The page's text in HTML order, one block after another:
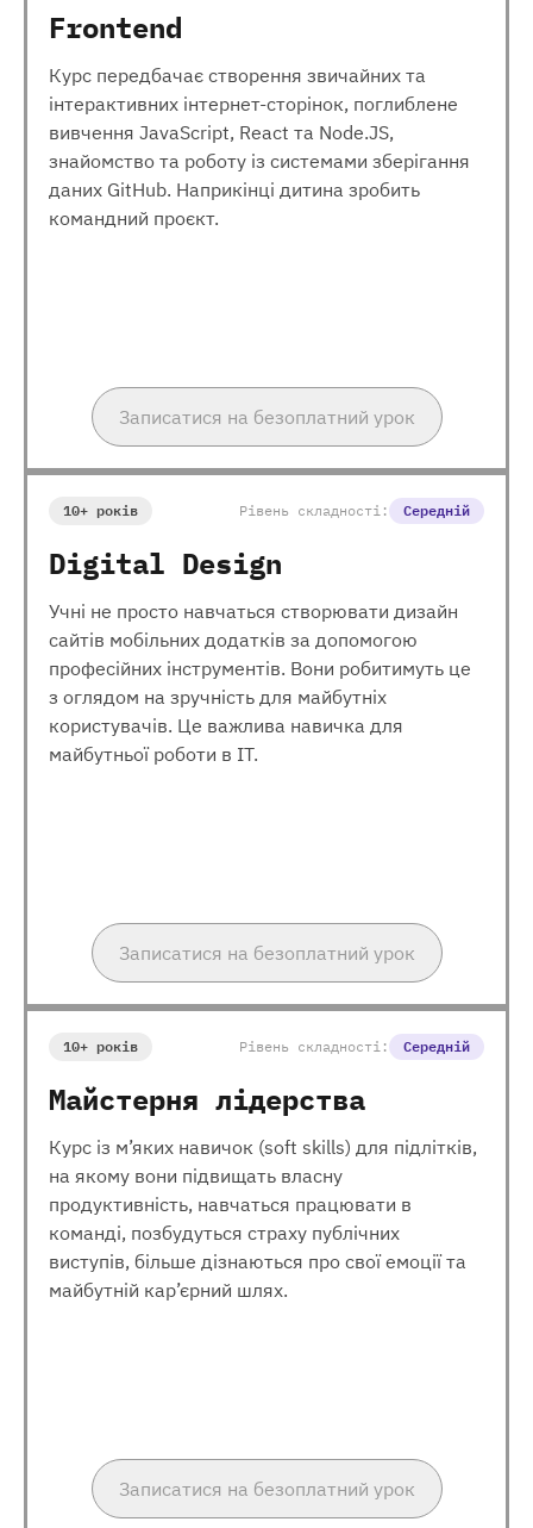
Frontend
Курс передбачає створення звичайних та
інтерактивних інтернет-сторінок, поглиблене
вивчення JavaScript, React та Node.JS,
знайомство та роботу із системами зберігання
даних GitHub. Наприкінці дитина зробить
командний проєкт.
Записатися на безоплатний урок
10+ років Рівень складності: Середній
Digital Design
Учні не просто навчаться створювати дизайн
сайтів мобільних додатків за допомогою
професійних інструментів. Вони робитимуть це
з оглядом на зручність для майбутніх
користувачів. Це важлива навичка для
майбутньої роботи в ІТ.
Записатися на безоплатний урок
10+ років Рівень складності: Середній
Майстерня лідерства
Курс із м’яких навичок (soft skills) для підлітків,
на якому вони підвищать власну
продуктивність, навчаться працювати в
команді, позбудуться страху публічних
виступів, більше дізнаються про свої емоції та
майбутній кар’єрний шлях.
Записатися на безоплатний урок